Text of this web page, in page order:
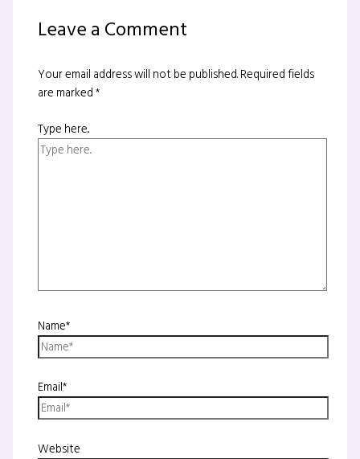
Leave a Comment
Your email address will not be published.Required fields
are marked*
Type here..
Name*
Email*
Website